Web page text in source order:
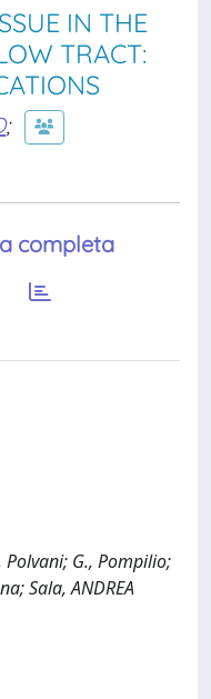
IN THE
TRACT:
;
completa
Polvani; G., Pompilio;
Sala, ANDREA